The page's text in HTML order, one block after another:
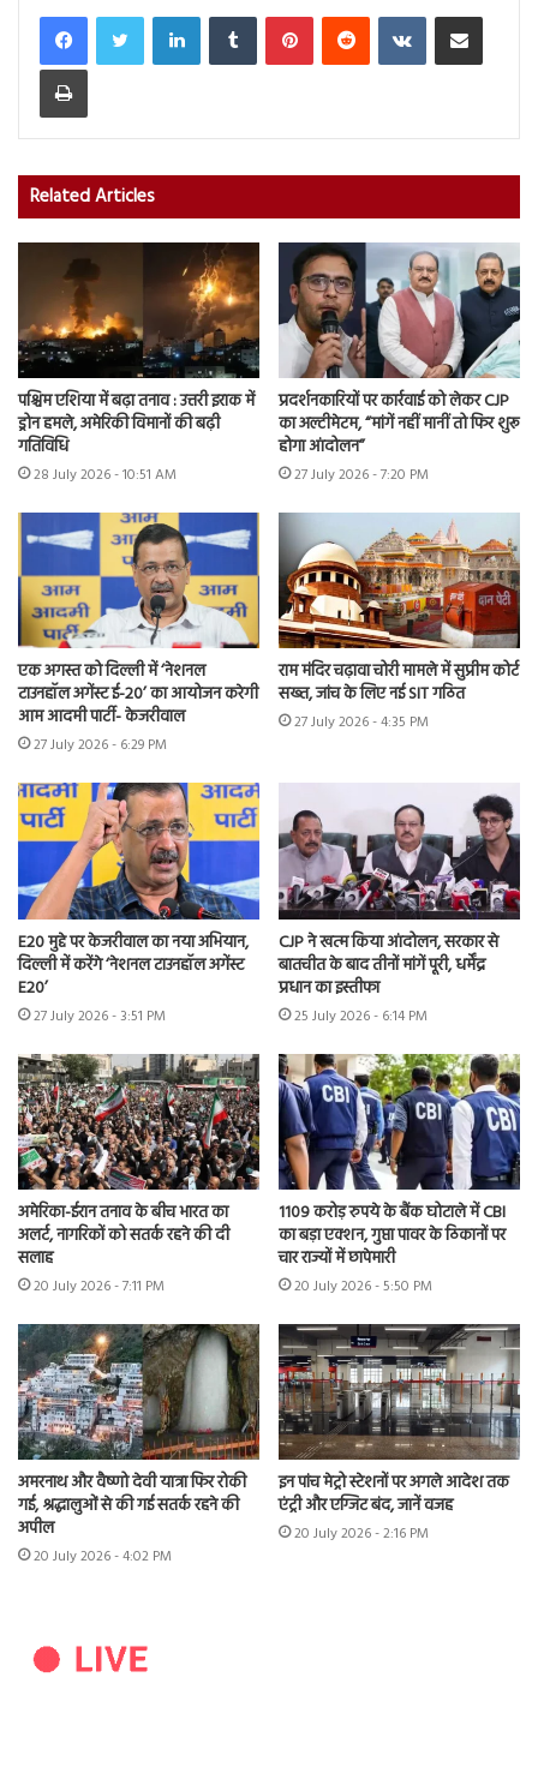
LinkedInTumblr PinterestReddit VKontakteShare via Email
Print
Related Articles
पश्चिम एशिया में बढ़ा तनाव : उत्तरी इराक में
ड्रोन हमले, अमेरिकी विमानों की बढ़ी
गतिविधि
28 July 2026 - 10:51 AM
प्रदर्शनकारियों पर कार्रवाई को लेकर CJP
का अल्टीमेटम, “मांगें नहीं मानीं तो फिर शुरू
होगा आंदोलन”
27 July 2026 - 7:20 PM
एक अगस्त को दिल्ली में ‘नेशनल
टाउनहॉल अगेंस्ट ई-20’ का आयोजन करेगी
आम आदमी पार्टी- केजरीवाल
27 July 2026 - 6:29 PM
राम मंदिर चढ़ावा चोरी मामले में सुप्रीम कोर्ट
सख्त, जांच के लिए नई SIT गठित
27 July 2026 - 4:35 PM
E20 मुद्दे पर केजरीवाल का नया अभियान,
दिल्ली में करेंगे ‘नेशनल टाउनहॉल अगेंस्ट
E20’
27 July 2026 - 3:51 PM
CJP ने खत्म किया आंदोलन, सरकार से
बातचीत के बाद तीनों मांगें पूरी, धर्मेंद्र
प्रधान का इस्तीफा
25 July 2026 - 6:14 PM
अमेरिका-ईरान तनाव के बीच भारत का
अलर्ट, नागरिकों को सतर्क रहने की दी
सलाह
20 July 2026 - 7:11 PM
1109 करोड़ रुपये के बैंक घोटाले में CBI
का बड़ा एक्शन, गुप्ता पावर के ठिकानों पर
चार राज्यों में छापेमारी
20 July 2026 - 5:50 PM
अमरनाथ और वैष्णो देवी यात्रा फिर रोकी
गई, श्रद्धालुओं से की गई सतर्क रहने की
अपील
20 July 2026 - 4:02 PM
इन पांच मेट्रो स्टेशनों पर अगले आदेश तक
एंट्री और एग्जिट बंद, जानें वजह
20 July 2026 - 2:16 PM